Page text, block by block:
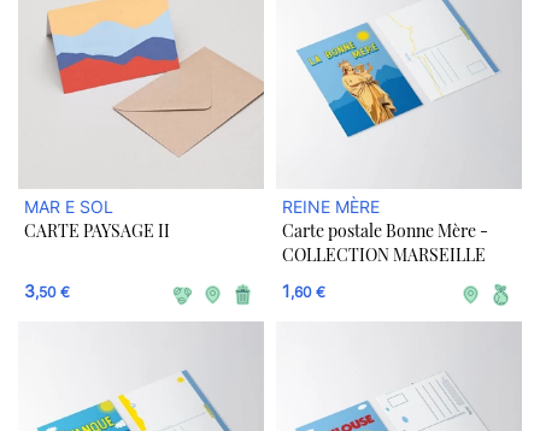
MAR E SOL
CARTE PAYSAGE II
3,50 €
REINE MÈRE
Carte postale Bonne Mère -
COLLECTION MARSEILLE
1,60 €